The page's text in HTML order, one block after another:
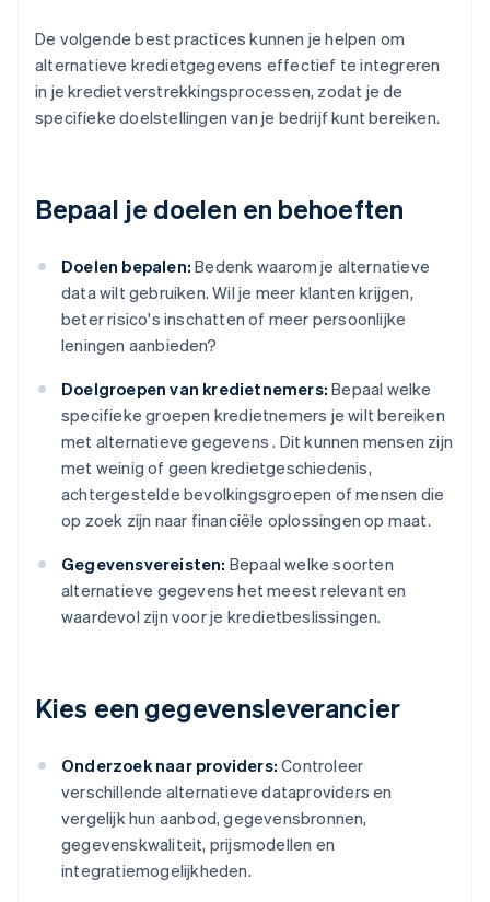
De volgende best practices kunnen je helpen om
alternatieve kredietgegevens effectief te integreren
in je kredietverstrekkingsprocessen, zodat je de
specifieke doelstellingen van je bedrijf kunt bereiken.
Bepaal je doelen en behoeften
Doelen bepalen: Bedenk waarom je alternatieve
data wilt gebruiken. Wil je meer klanten krijgen,
beter risico's inschatten of meer persoonlijke
leningen aanbieden?
Doelgroepen van kredietnemers: Bepaal welke
specifieke groepen kredietnemers je wilt bereiken
met alternatieve gegevens . Dit kunnen mensen zijn
met weinig of geen kredietgeschiedenis,
achtergestelde bevolkingsgroepen of mensen die
op zoek zijn naar financiële oplossingen op maat.
Gegevensvereisten: Bepaal welke soorten
alternatieve gegevens het meest relevant en
waardevol zijn voor je kredietbeslissingen.
Kies een gegevensleverancier
Onderzoek naar providers: Controleer
verschillende alternatieve dataproviders en
vergelijk hun aanbod, gegevensbronnen,
gegevenskwaliteit, prijsmodellen en
integratiemogelijkheden.